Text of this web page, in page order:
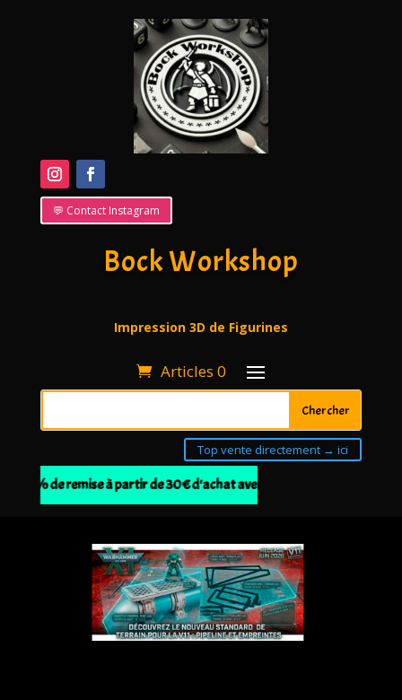
💬 Contact Instagram
Bock Workshop
Impression 3D de Figurines
Articles 0
Top vente directement → ici
de remise à partir de 30€ d'achat avec le code BOCK1ERCDE10 |